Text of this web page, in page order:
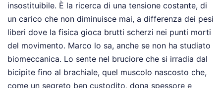
insostituibile. È la ricerca di una tensione costante, di
un carico che non diminuisce mai, a differenza dei pesi
liberi dove la fisica gioca brutti scherzi nei punti morti
del movimento. Marco lo sa, anche se non ha studiato
biomeccanica. Lo sente nel bruciore che si irradia dal
bicipite fino al brachiale, quel muscolo nascosto che,
come un segreto ben custodito, dona spessore e